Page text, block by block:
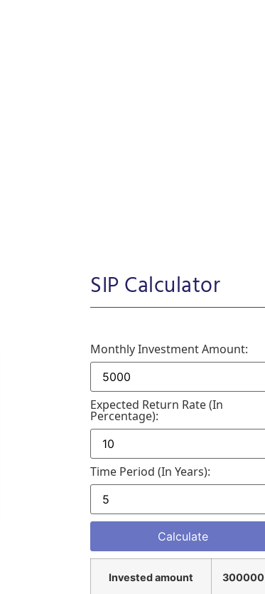
SIP Calculator
Monthly Investment Amount:
Expected Return Rate (in
Percentage):
Time Period (in Years):
Invested amount 300000